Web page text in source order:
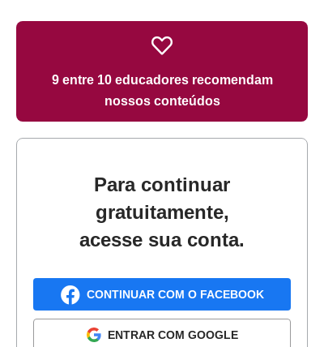
9 entre 10 educadores recomendam
nossos conteúdos
Para continuar
gratuitamente,
acesse sua conta.
CONTINUAR COM O FACEBOOK
ENTRAR COM GOOGLE